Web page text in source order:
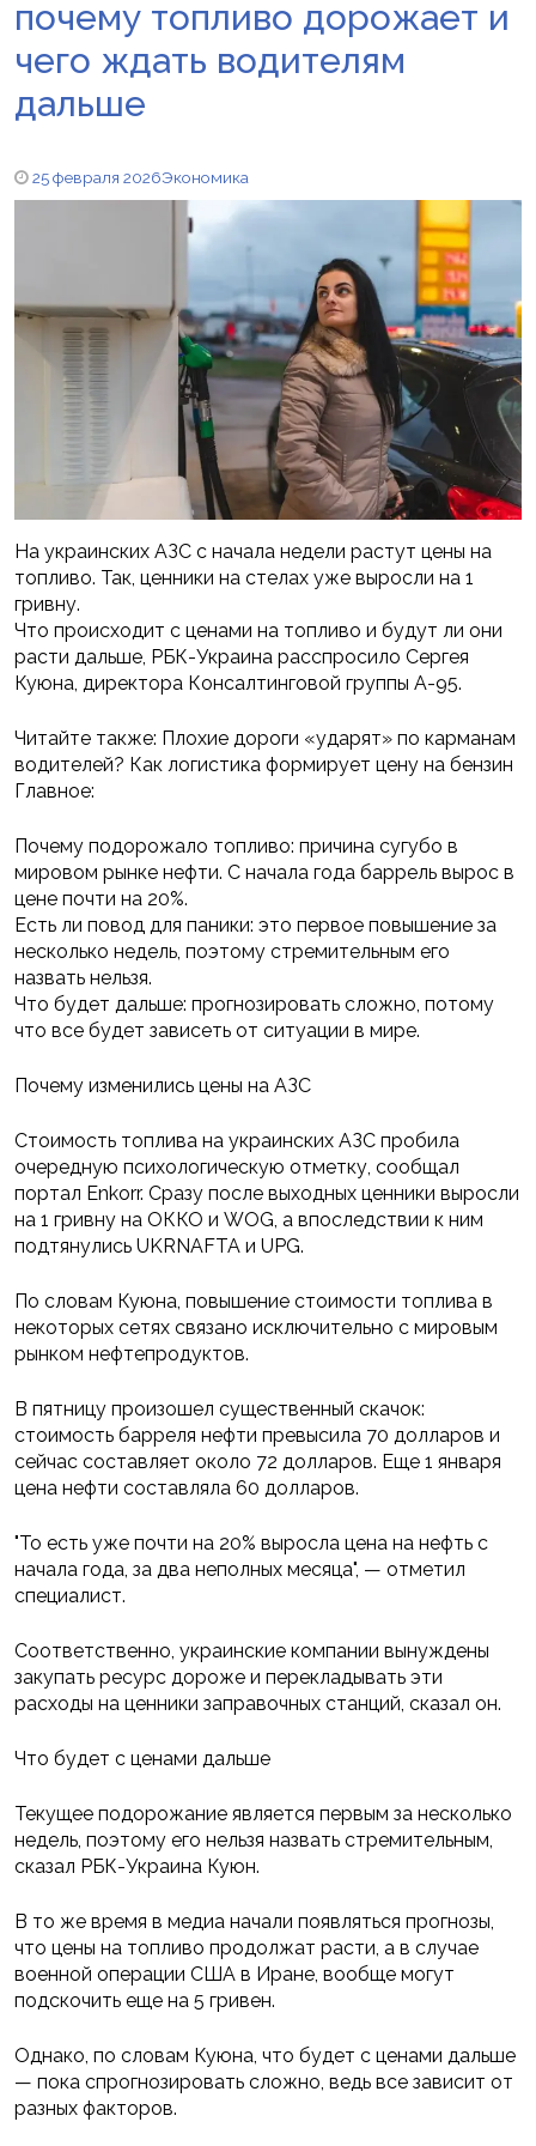
почему топливо дорожает и
чего ждать водителям
дальше
25 февраля 2026Экономика
На украинских АЗС с начала недели растут цены на
топливо. Так, ценники на стелах уже выросли на 1
гривну.
Что происходит с ценами на топливо и будут ли они
расти дальше, РБК-Украина расспросило Сергея
Куюна, директора Консалтинговой группы А-95.
Читайте также: Плохие дороги «ударят» по карманам
водителей? Как логистика формирует цену на бензин
Главное:
Почему подорожало топливо: причина сугубо в
мировом рынке нефти. С начала года баррель вырос в
цене почти на 20%.
Есть ли повод для паники: это первое повышение за
несколько недель, поэтому стремительным его
назвать нельзя.
Что будет дальше: прогнозировать сложно, потому
что все будет зависеть от ситуации в мире.
Почему изменились цены на АЗС
Стоимость топлива на украинских АЗС пробила
очередную психологическую отметку, сообщал
портал Enkorr. Сразу после выходных ценники выросли
на 1 гривну на ОККО и WOG, а впоследствии к ним
подтянулись UKRNAFTA и UPG.
По словам Куюна, повышение стоимости топлива в
некоторых сетях связано исключительно с мировым
рынком нефтепродуктов.
В пятницу произошел существенный скачок:
стоимость барреля нефти превысила 70 долларов и
сейчас составляет около 72 долларов. Еще 1 января
цена нефти составляла 60 долларов.
"То есть уже почти на 20% выросла цена на нефть с
начала года, за два неполных месяца", — отметил
специалист.
Соответственно, украинские компании вынуждены
закупать ресурс дороже и перекладывать эти
расходы на ценники заправочных станций, сказал он.
Что будет с ценами дальше
Текущее подорожание является первым за несколько
недель, поэтому его нельзя назвать стремительным,
сказал РБК-Украина Куюн.
В то же время в медиа начали появляться прогнозы,
что цены на топливо продолжат расти, а в случае
военной операции США в Иране, вообще могут
подскочить еще на 5 гривен.
Однако, по словам Куюна, что будет с ценами дальше
— пока спрогнозировать сложно, ведь все зависит от
разных факторов.